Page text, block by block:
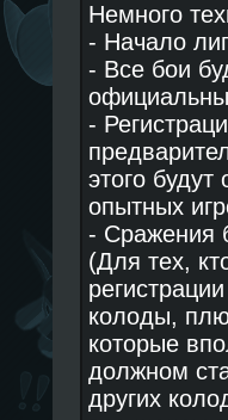
Немного
- Начало
- Все бои
-
этого
опытных
- Сражения
(Для тех,
колоды,
которые
должном
других